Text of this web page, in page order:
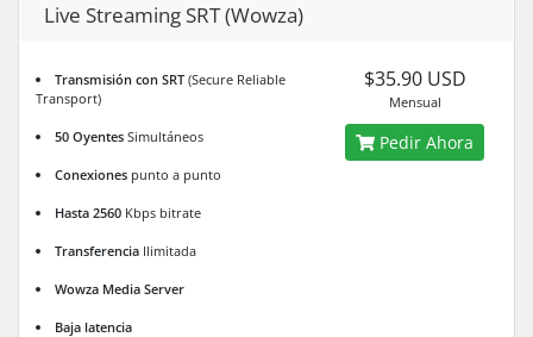
Live Streaming SRT (Wowza)
Transmisión con SRT (Secure Reliable
Transport)
50 Oyentes Simultáneos
Conexiones punto a punto
Hasta 2560 Kbps bitrate
Transferencia Ilimitada
Wowza Media Server
Baja latencia
$35.90 USD
Mensual
Pedir Ahora